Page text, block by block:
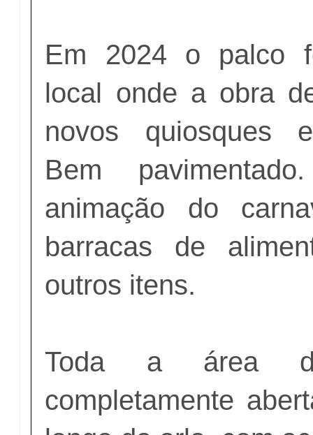
Em 2024 o palco
local onde a obra
novos quiosques
Bem
animação do
barracas de
outros itens.
Toda a área
completamente